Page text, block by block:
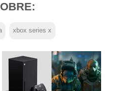
xbox series x